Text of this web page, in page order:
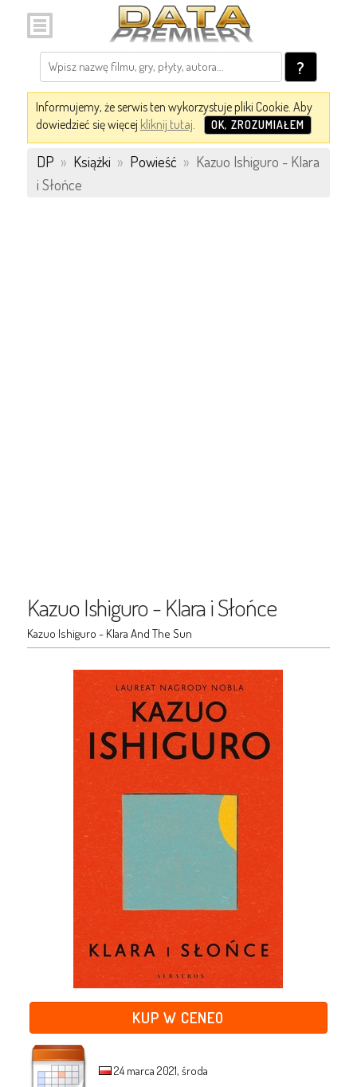
?
Informujemy, że serwis ten wykorzystuje pliki Cookie. Aby
dowiedzieć się więcej kliknij tutaj. OK, ZROZUMIAŁEM
DP » Książki » Powieść » Kazuo Ishiguro - Klara
i Słońce
Kazuo Ishiguro - Klara i Słońce
Kazuo Ishiguro - Klara And The Sun
KUP W CENEO
24 marca 2021, środa